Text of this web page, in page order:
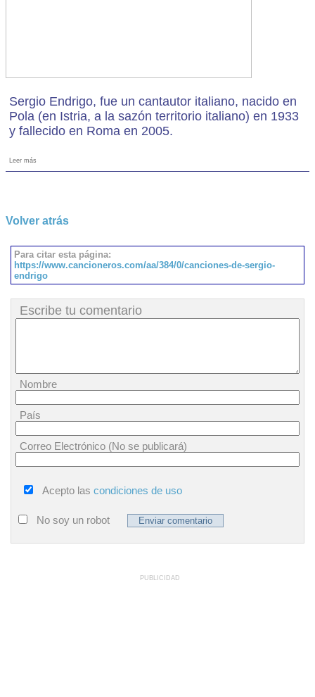
Sergio Endrigo, fue un cantautor italiano, nacido en
Pola (en Istria, a la sazón territorio italiano) en 1933
y fallecido en Roma en 2005.
Leer más
Volver atrás
Para citar esta página:
https://www.cancioneros.com/aa/384/0/canciones-de-sergio-
endrigo
Escribe tu comentario
Nombre
País
Correo Electrónico (No se publicará)
Acepto las condiciones de uso
No soy un robot
PUBLICIDAD